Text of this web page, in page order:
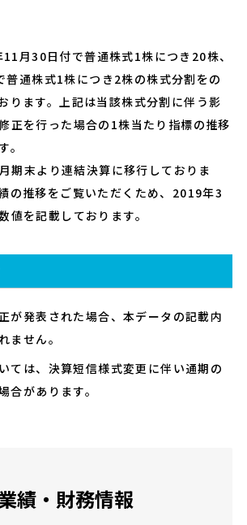
月30日付で普通株式1株につき20株、
通株式1株につき2株の株式分割をの
ります。上記は当該株式分割に伴う影
正を行った場合の1株当たり指標の推移
。
期末より連結決算に移行しておりま
の推移をご覧いただくため、2019年3
値を記載しております。
が発表された場合、本データの記載内
ません。
ては、決算短信様式変更に伴い通期の
合があります。
績・財務情報